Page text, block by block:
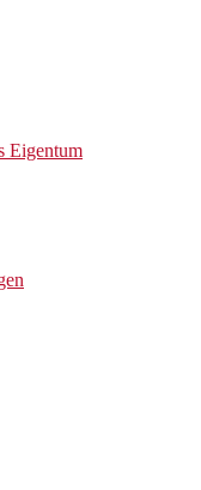
Eigentum